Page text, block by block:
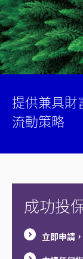
提供兼具財
流動策略
成功投
立即申請